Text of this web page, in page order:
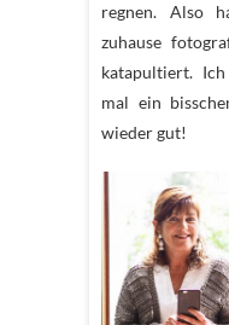
regnen. Also
zuhause
katapultiert.
mal ein
wieder gut!